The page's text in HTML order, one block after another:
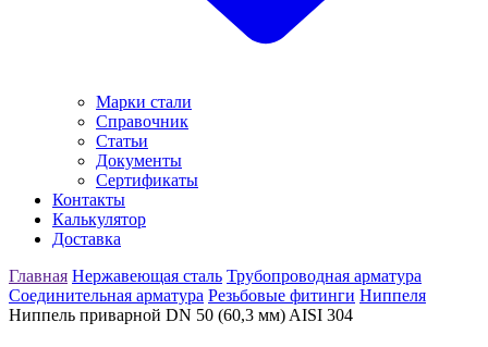
Марки стали
Справочник
Статьи
Документы
Сертификаты
Контакты
Калькулятор
Доставка
Главная Нержавеющая сталь Трубопроводная арматура
Соединительная арматура Резьбовые фитинги Ниппеля
Ниппель приварной DN 50 (60,3 мм) AISI 304